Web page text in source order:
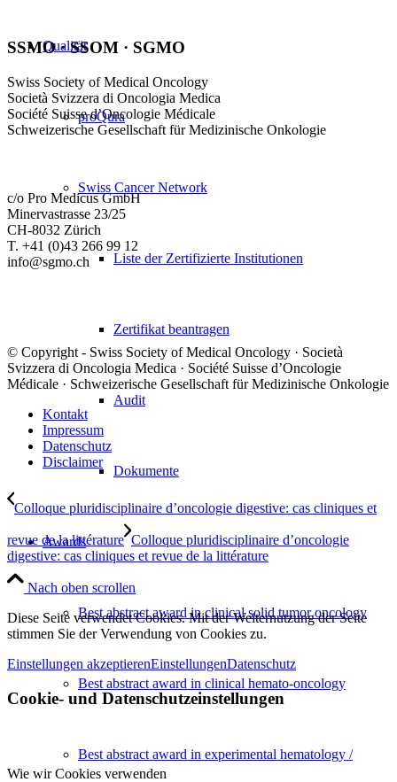
Qualität
proQura
Swiss Cancer Network
Liste der Zertifizierte Institutionen
Zertifikat beantragen
Audit
Dokumente
Awards
Best abstract award in clinical solid tumor oncology
Best abstract award in clinical hemato-oncology
Best abstract award in experimental hematology /
SSMO · SSOM · SGMO
Swiss Society of Medical Oncology
Società Svizzera di Oncologia Medica
Société Suisse d’Oncologie Médicale
Schweizerische Gesellschaft für Medizinische Onkologie
c/o Pro Medicus GmbH
Minervastrasse 23/25
CH-8032 Zürich
T. +41 (0)43 266 99 12
info@sgmo.ch
© Copyright - Swiss Society of Medical Oncology · Società
Svizzera di Oncologia Medica · Société Suisse d’Oncologie
Médicale · Schweizerische Gesellschaft für Medizinische Onkologie
Kontakt
Impressum
Datenschutz
Disclaimer
Colloque pluridisciplinaire d’oncologie digestive: cas cliniques et
revue de la littérature Colloque pluridisciplinaire d’oncologie
digestive: cas cliniques et revue de la littérature
Nach oben scrollen
Diese Seite verwendet Cookies. Mit der Weiternutzung der Seite
stimmen Sie der Verwendung von Cookies zu.
Einstellungen akzeptierenEinstellungenDatenschutz
Cookie- und Datenschutzeinstellungen
Wie wir Cookies verwenden